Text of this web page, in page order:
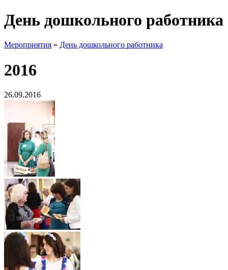
День дошкольного работника
Мероприятия » День дошкольного работника
2016
26.09.2016